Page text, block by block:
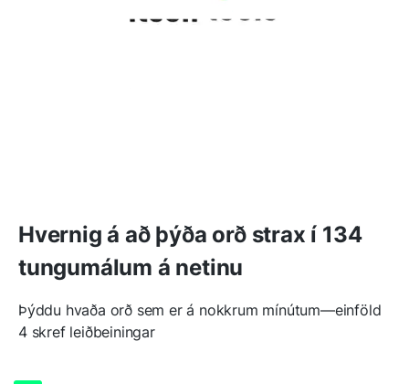
Hvernig á að þýða orð strax í 134
tungumálum á netinu
Þýddu hvaða orð sem er á nokkrum mínútum—einföld
4 skref leiðbeiningar